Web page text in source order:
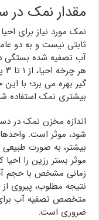
مقدار نمک در
نمک مورد نیاز برای
ثابتی نیست و به دو
آب تصفیه شده بستگی
گیر بهره می برد؛ با
بیشتری نمک استفاده
اندازه مخزن نمک در
شود، موثر است.
بیشتر، به صورت طبیعی
موثر بستر رزین را
زمانی مشخص با حجم
نتیجه مطلوب، پیروی
متخصص تصفیه آب
ضروری است.